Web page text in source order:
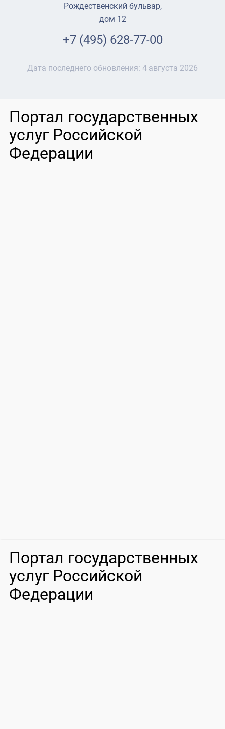
Рождественский бульвар,
дом 12
+7 (495) 628-77-00
Дата последнего обновления: 4 августа 2026
Портал государственных
услуг Российской
Федерации
Портал государственных
услуг Российской
Федерации